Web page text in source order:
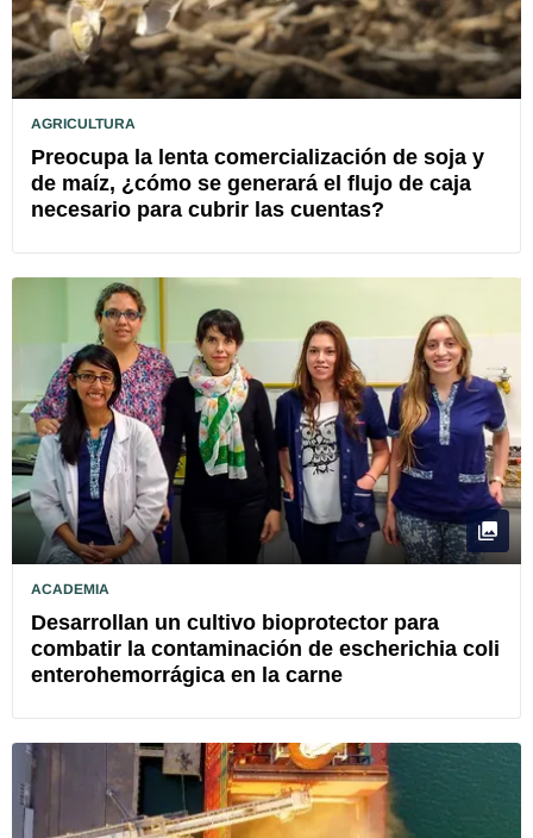
AGRICULTURA
Preocupa la lenta comercialización de soja y
de maíz, ¿cómo se generará el flujo de caja
necesario para cubrir las cuentas?
ACADEMIA
Desarrollan un cultivo bioprotector para
combatir la contaminación de escherichia coli
enterohemorrágica en la carne